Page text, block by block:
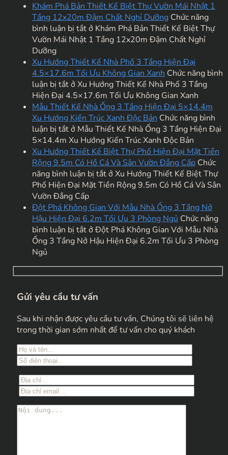
Khám Phá Bản Thiết Kế Biệt Thự Vườn Mái Nhật 1
Tầng 12x20m Đậm Chất Nghỉ Dưỡng Chức năng
bình luận bị tắtở Khám Phá Bản Thiết Kế Biệt Thự
Vườn Mái Nhật 1 Tầng 12x20m Đậm Chất Nghỉ
Dưỡng
Xu Hướng Thiết Kế Nhà Phố 3 Tầng Hiện Đại
4.5×17.6m Tối Ưu Không Gian Xanh Chức năng bình
luận bị tắtở Xu Hướng Thiết Kế Nhà Phố 3 Tầng
Hiện Đại 4.5×17.6m Tối Ưu Không Gian Xanh
Mẫu Thiết Kế Nhà Ống 3 Tầng Hiện Đại 5×14.4m
Xu Hướng Kiến Trúc Xanh Độc Bản Chức năng bình
luận bị tắtở Mẫu Thiết Kế Nhà Ống 3 Tầng Hiện Đại
5×14.4m Xu Hướng Kiến Trúc Xanh Độc Bản
Xu Hướng Thiết Kế Biệt Thự Phố Hiện Đại Mặt Tiền
Rộng 9.5m Có Hồ Cá Và Sân Vườn Đẳng Cấp Chức
năng bình luận bị tắtở Xu Hướng Thiết Kế Biệt Thự
Phố Hiện Đại Mặt Tiền Rộng 9.5m Có Hồ Cá Và Sân
Vườn Đẳng Cấp
Đột Phá Không Gian Với Mẫu Nhà Ống 3 Tầng Nở
Hậu Hiện Đại 6.2m Tối Ưu 3 Phòng Ngủ Chức năng
bình luận bị tắtở Đột Phá Không Gian Với Mẫu Nhà
Ống 3 Tầng Nở Hậu Hiện Đại 6.2m Tối Ưu 3 Phòng
Ngủ
Gửi yêu cầu tư vấn
Sau khi nhận được yêu cầu tư vấn, Chúng tôi sẽ liên hệ
trong thời gian sớm nhất để tư vấn cho quý khách